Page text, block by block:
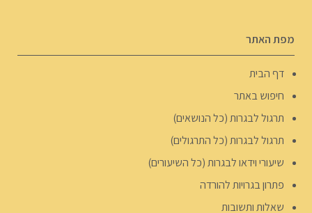
מפת האתר
דף הבית
חיפוש באתר
תרגול לבגרות (כל הנושאים)
תרגול לבגרות (כל התרגולים)
שיעורי וידאו לבגרות (כל השיעורים)
פתרון בגרויות להורדה
שאלות ותשובות